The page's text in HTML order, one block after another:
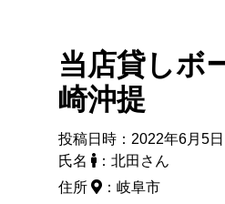
当店貸しボ
崎沖提
投稿日時：2022年6月5日
氏名
：北田さん
住所
：岐阜市